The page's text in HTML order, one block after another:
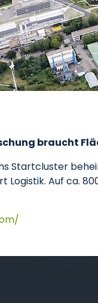
braucht
Startcluster
Logistik. Auf ca.